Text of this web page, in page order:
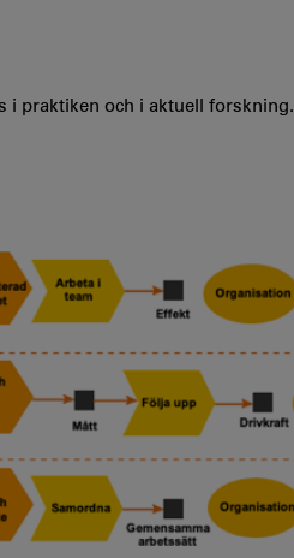
i praktiken och i aktuell forskning.